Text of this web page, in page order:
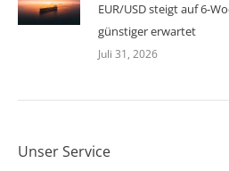
EUR/USD steigt auf 6-
günstiger erwartet
Juli 31, 2026
Unser Service